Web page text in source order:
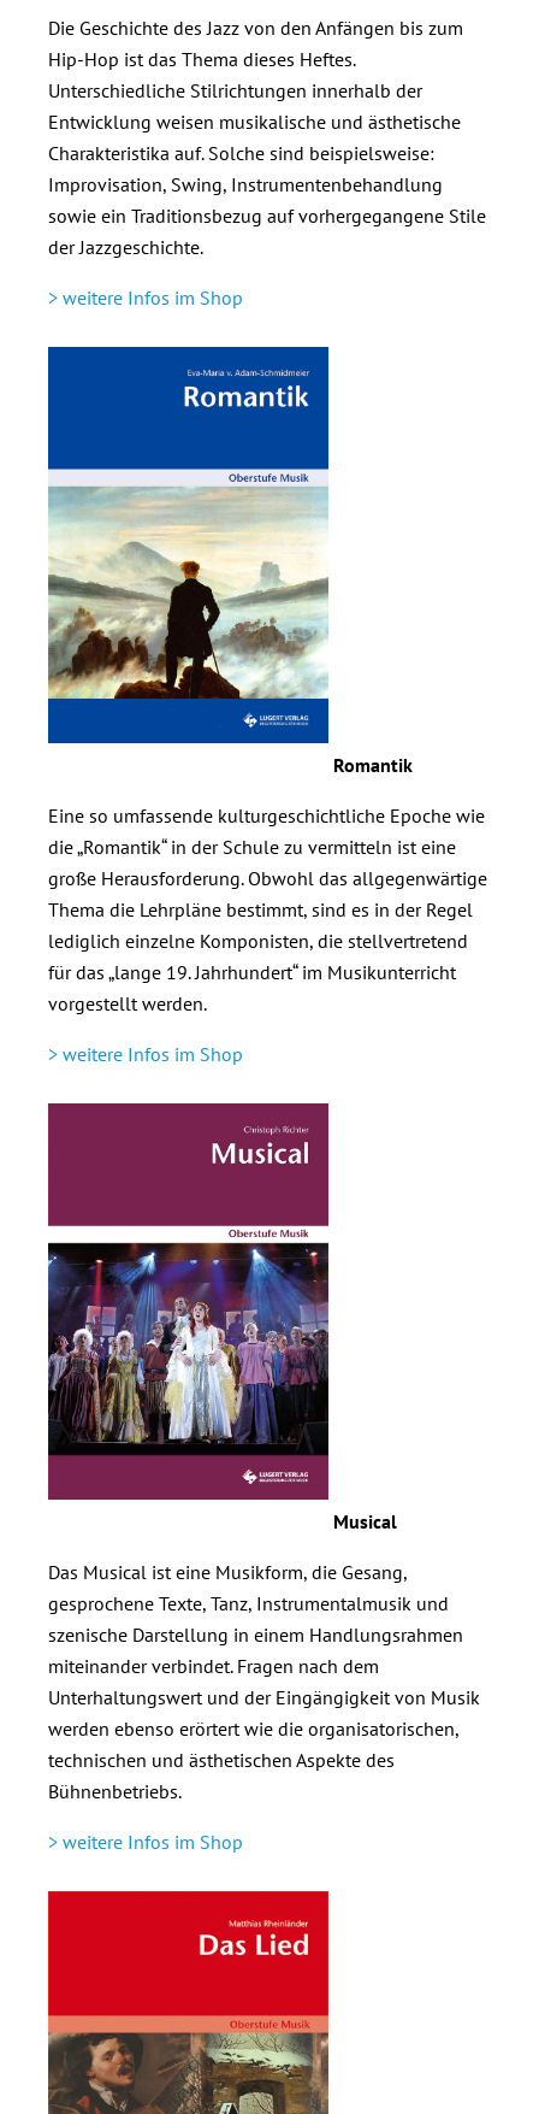
Die Geschichte des Jazz von den Anfängen bis zum
Hip-Hop ist das Thema dieses Heftes.
Unterschiedliche Stilrichtungen innerhalb der
Entwicklung weisen musikalische und ästhetische
Charakteristika auf. Solche sind beispielsweise:
Improvisation, Swing, Instrumentenbehandlung
sowie ein Traditionsbezug auf vorhergegangene Stile
der Jazzgeschichte.
> weitere Infos im Shop
Romantik
Eine so umfassende kulturgeschichtliche Epoche wie
die „Romantik“ in der Schule zu vermitteln ist eine
große Herausforderung. Obwohl das allgegenwärtige
Thema die Lehrpläne bestimmt, sind es in der Regel
lediglich einzelne Komponisten, die stellvertretend
für das „lange 19. Jahrhundert“ im Musikunterricht
vorgestellt werden.
> weitere Infos im Shop
Musical
Das Musical ist eine Musikform, die Gesang,
gesprochene Texte, Tanz, Instrumentalmusik und
szenische Darstellung in einem Handlungsrahmen
miteinander verbindet. Fragen nach dem
Unterhaltungswert und der Eingängigkeit von Musik
werden ebenso erörtert wie die organisatorischen,
technischen und ästhetischen Aspekte des
Bühnenbetriebs.
> weitere Infos im Shop